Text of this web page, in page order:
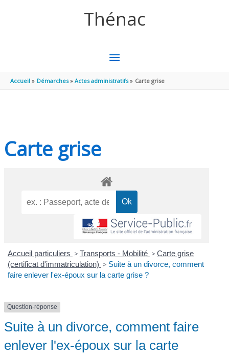
Thénac
MENU
PRINCIPAL
Accueil Démarches Actes administratifs Carte grise
Carte grise
Accueil particuliers > Transports - Mobilité > Carte grise
(certificat d'immatriculation) > Suite à un divorce, comment
faire enlever l'ex-époux sur la carte grise ?
Question-réponse
Suite à un divorce, comment faire
enlever l'ex-époux sur la carte